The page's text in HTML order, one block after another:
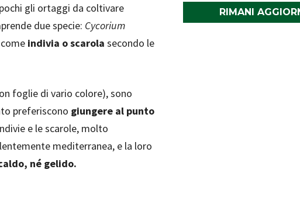
gli ortaggi da coltivare
due specie: Cycorium
indivia o scarola secondo le
foglie di vario colore), sono
preferiscono giungere al punto
e le scarole, molto
mediterranea, e la loro
né gelido.
RIMANI